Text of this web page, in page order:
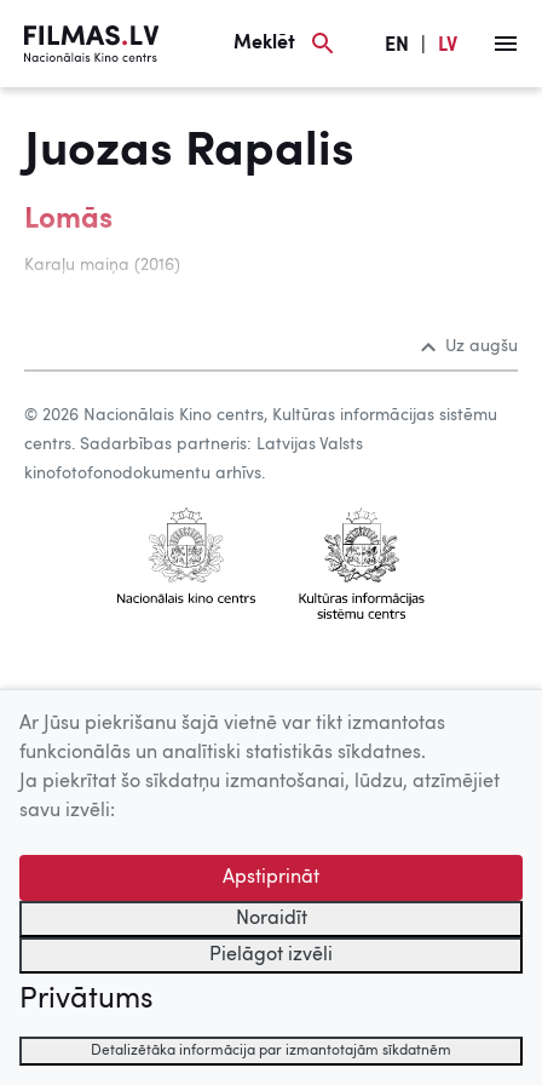
Meklēt EN LV
Juozas Rapalis
Lomās
Karaļu maiņa (2016)
Uz augšu
© 2026 Nacionālais Kino centrs, Kultūras informācijas sistēmu
centrs. Sadarbības partneris: Latvijas Valsts
kinofotofonodokumentu arhīvs.
Ar Jūsu piekrišanu šajā vietnē var tikt izmantotas
funkcionālās un analītiski statistikās sīkdatnes.
Ja piekrītat šo sīkdatņu izmantošanai, lūdzu, atzīmējiet
savu izvēli:
Apstiprināt
Noraidīt
Pielāgot izvēli
Privātums
Detalizētāka informācija par izmantotajām sīkdatnēm